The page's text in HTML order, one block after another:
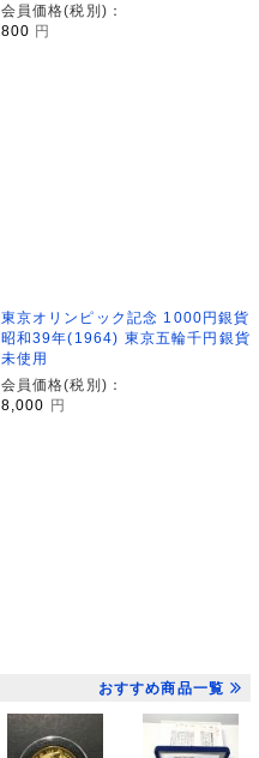
会員価格(税別)：
800 円
東京オリンピック記念 1000円銀貨
昭和39年(1964) 東京五輪千円銀貨
未使用
会員価格(税別)：
8,000 円
おすすめ商品一覧